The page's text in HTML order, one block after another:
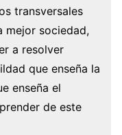
transversales
mejor sociedad,
a resolver
que enseña la
enseña el
de este